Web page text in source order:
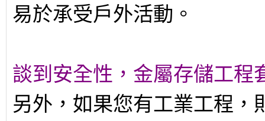
易於承受戶外活動。
談到安全性，金屬存儲工程
另外，如果您有工業工程，